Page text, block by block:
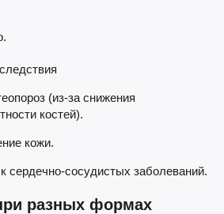
(из-за снижения
костей).
кожи.
сердечно-сосудистых заболеваний.
разных формах